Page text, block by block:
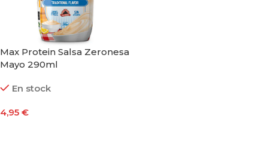
Max Protein Salsa Zeronesa
Mayo 290ml
En stock
4,95 €